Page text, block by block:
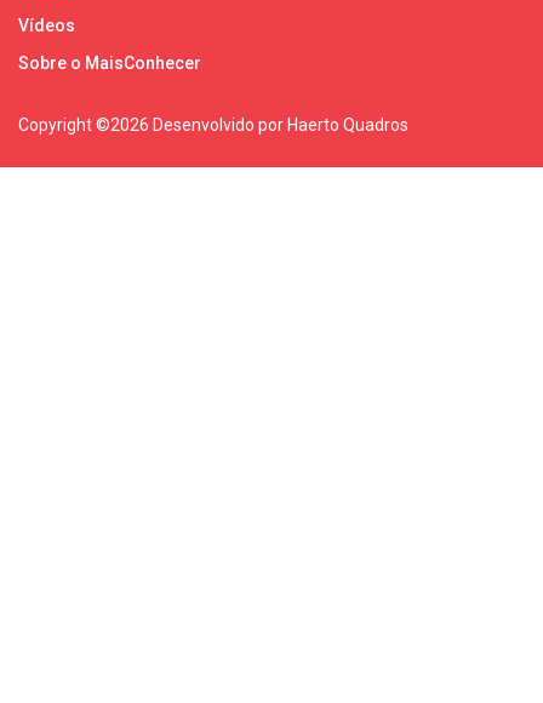
Vídeos
Sobre o MaisConhecer
Copyright ©2026 Desenvolvido por Haerto Quadros